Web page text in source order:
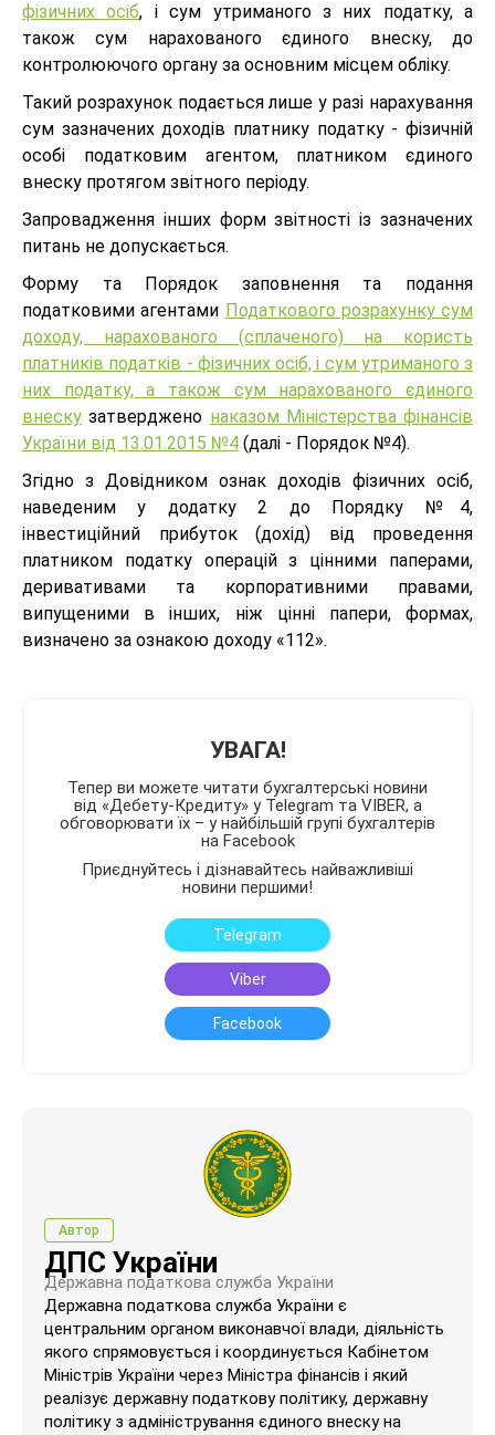
фізичних осіб, і сум утриманого з них податку, а
також сум нарахованого єдиного внеску, до
контролюючого органу за основним місцем обліку.
Такий розрахунок подається лише у разі нарахування
сум зазначених доходів платнику податку - фізичній
особі податковим агентом, платником єдиного
внеску протягом звітного періоду.
Запровадження інших форм звітності із зазначених
питань не допускається.
Форму та Порядок заповнення та подання
податковими агентами Податкового розрахунку сум
доходу, нарахованого (сплаченого) на користь
платників податків - фізичних осіб, і сум утриманого з
них податку, а також сум нарахованого єдиного
внеску затверджено наказом Міністерства фінансів
України від 13.01.2015 №4 (далі - Порядок №4).
Згідно з Довідником ознак доходів фізичних осіб,
наведеним у додатку 2 до Порядку №4,
інвестиційний прибуток (дохід) від проведення
платником податку операцій з цінними паперами,
деривативами та корпоративними правами,
випущеними в інших, ніж цінні папери, формах,
визначено за ознакою доходу «112».
УВАГА!
Тепер ви можете читати бухгалтерські новини
від «Дебету-Кредиту» у Telegram та VIBER, а
обговорювати їх – у найбільшій групі бухгалтерів
на Facebook
Приєднуйтесь і дізнавайтесь найважливіші
новини першими!
Telegram
Viber
Facebook
Автор
ДПС України
Державна податкова служба України
Державна податкова служба України є
центральним органом виконавчої влади, діяльність
якого спрямовується і координується Кабінетом
Міністрів України через Міністра фінансів і який
реалізує державну податкову політику, державну
політику з адміністрування єдиного внеску на